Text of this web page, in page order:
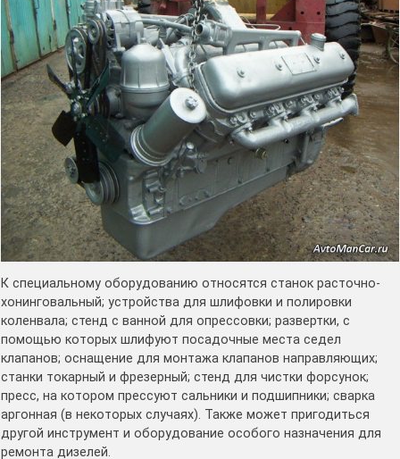
К специальному оборудованию относятся станок расточно-
хонинговальный; устройства для шлифовки и полировки
коленвала; стенд с ванной для опрессовки; развертки, с
помощью которых шлифуют посадочные места седел
клапанов; оснащение для монтажа клапанов направляющих;
станки токарный и фрезерный; стенд для чистки форсунок;
пресс, на котором прессуют сальники и подшипники; сварка
аргонная (в некоторых случаях). Также может пригодиться
другой инструмент и оборудование особого назначения для
ремонта дизелей.